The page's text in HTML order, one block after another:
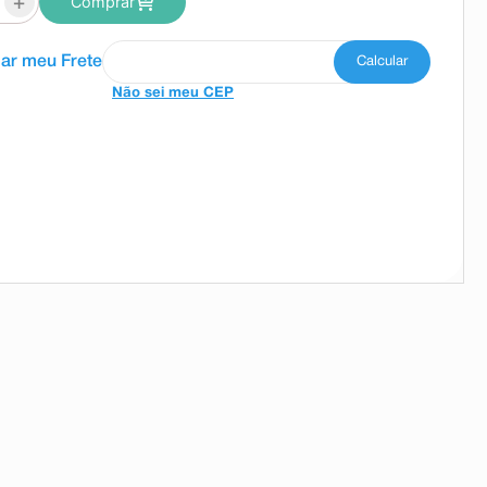
Não sei meu CEP